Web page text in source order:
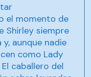
el momento de
Shirley siempre
aunque nadie
como Lady
caballero del